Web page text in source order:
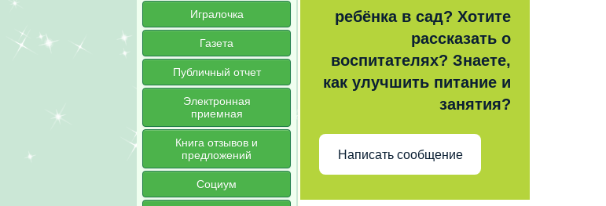
Игралочка
Газета
Публичный отчет
Электронная
приемная
Книга отзывов и
предложений
Социум
ребёнка в сад? Хотите
рассказать о
воспитателях? Знаете,
как улучшить питание и
занятия?
Написать сообщение